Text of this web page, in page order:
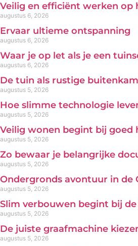
Veilig en efficiënt werken
augustus 6, 2026
Ervaar ultieme ontspanning
augustus 6, 2026
Waar je op let als je een
augustus 6, 2026
De tuin als rustige
augustus 5, 2026
Hoe slimme technologie
augustus 5, 2026
Veilig wonen begint bij goed
augustus 5, 2026
Zo bewaar je belangrijke
augustus 5, 2026
Ondergronds avontuur in de
augustus 5, 2026
Slim verbouwen begint bij
augustus 5, 2026
De juiste graafmachine
augustus 5, 2026